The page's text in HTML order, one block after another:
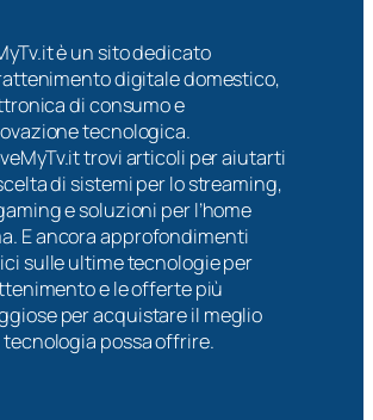
è un sito dedicato
digitale domestico,
di consumo e
tecnologica.
trovi articoli per aiutarti
di sistemi per lo streaming,
e soluzioni per l’home
E ancora approfondimenti
sulle ultime tecnologie per
e le offerte più
per acquistare il meglio
tecnologia possa offrire.